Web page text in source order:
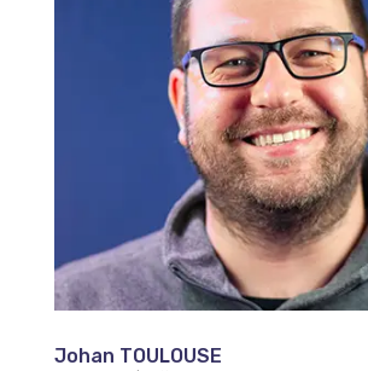
Johan TOULOUSE